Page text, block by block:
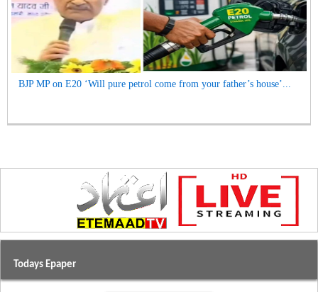
BJP MP on E20 ‘Will pure petrol come from your father’s house’...
Todays Epaper